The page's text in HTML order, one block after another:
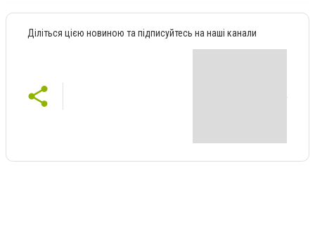
Діліться цією новиною та підписуйтесь на наші канали